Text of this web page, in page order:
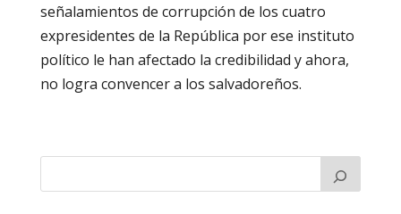
señalamientos de corrupción de los cuatro
expresidentes de la República por ese instituto
político le han afectado la credibilidad y ahora,
no logra convencer a los salvadoreños.